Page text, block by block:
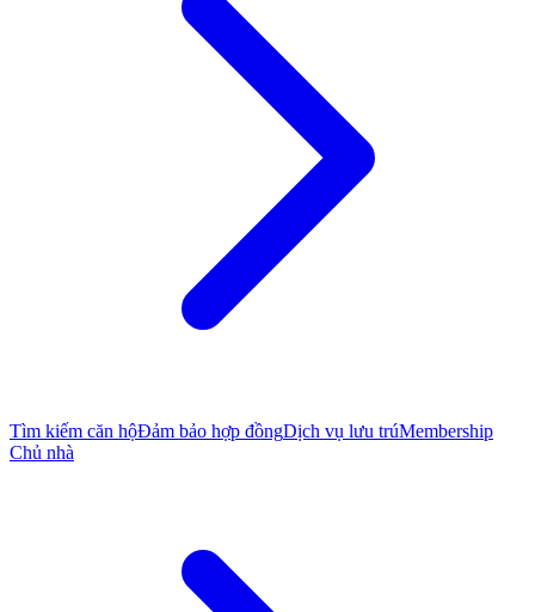
Tìm kiếm căn hộĐảm bảo hợp đồngDịch vụ lưu trúMembership
Chủ nhà